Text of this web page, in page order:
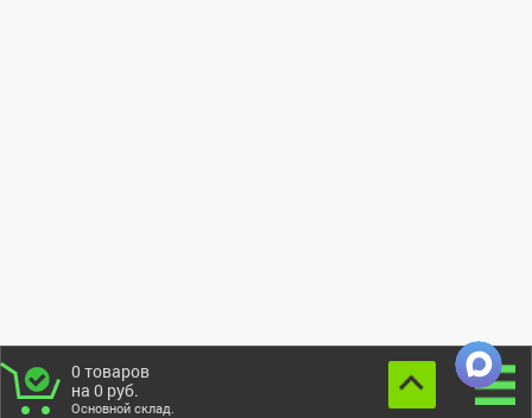
0 товаров
на 0 руб.
Основной склад.